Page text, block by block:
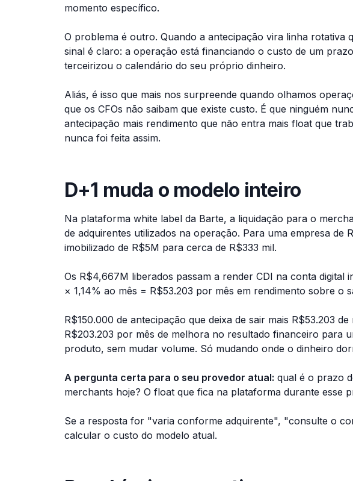
momento específico.
O problema é outro. Quando a antecipação vira linha rotativa
sinal é claro: a operação está financiando o custo de um
terceirizou o calendário do seu próprio dinheiro.
Aliás, é isso que mais nos surpreende quando olhamos
que os CFOs não saibam que existe custo. É que ninguém
antecipação mais rendimento que não entra mais float que
nunca foi feita assim.
D+1 muda o modelo inteiro
Na plataforma white label da Barte, a liquidação para o
de adquirentes utilizados na operação. Para uma empresa de
imobilizado de R$5M para cerca de R$333 mil.
Os R$4,667M liberados passam a render CDI na conta digital
× 1,14% ao mês = R$53.203 por mês em rendimento sobre o
R$150.000 de antecipação que deixa de sair mais R$53.203
R$203.203 por mês de melhora no resultado financeiro para
produto, sem mudar volume. Só mudando onde o dinheiro
A pergunta certa para o seu provedor atual: qual é o prazo
merchants hoje? O float que fica na plataforma durante esse
Se a resposta for "varia conforme adquirente", "consulte o
calcular o custo do modelo atual.